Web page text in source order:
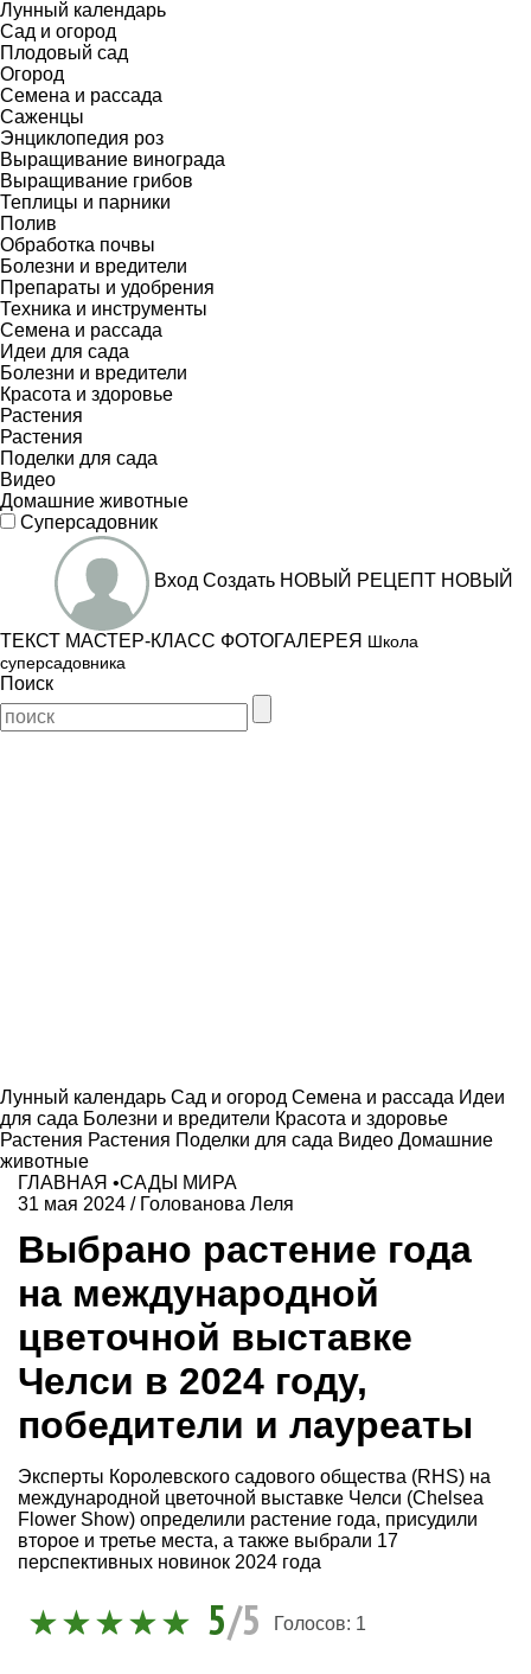
Лунный календарь
Сад и огород
Плодовый сад
Огород
Семена и рассада
Саженцы
Энциклопедия роз
Выращивание винограда
Выращивание грибов
Теплицы и парники
Полив
Обработка почвы
Болезни и вредители
Препараты и удобрения
Техника и инструменты
Семена и рассада
Идеи для сада
Болезни и вредители
Красота и здоровье
Растения
Растения
Поделки для сада
Видео
Домашние животные
Суперсадовник
Вход Создать НОВЫЙ РЕЦЕПТ НОВЫЙ
ТЕКСТ МАСТЕР-КЛАСС ФОТОГАЛЕРЕЯ Школа
суперсадовника
Поиск
Лунный календарь Сад и огород Семена и рассада Идеи
для сада Болезни и вредители Красота и здоровье
Растения Растения Поделки для сада Видео Домашние
животные
ГЛАВНАЯ •САДЫ МИРА
31 мая 2024 / Голованова Леля
Выбрано растение года
на международной
цветочной выставке
Челси в 2024 году,
победители и лауреаты
Эксперты Королевского садового общества (RHS) на
международной цветочной выставке Челси (Chelsea
Flower Show) определили растение года, присудили
второе и третье места, а также выбрали 17
перспективных новинок 2024 года
5/5 Голосов: 1